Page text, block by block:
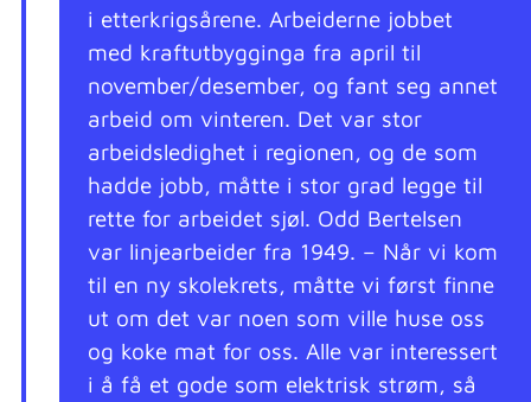
i etterkrigsårene. Arbeiderne jobbet
med kraftutbygginga fra april til
november/desember, og fant seg annet
arbeid om vinteren. Det var stor
arbeidsledighet i regionen, og de som
hadde jobb, måtte i stor grad legge til
rette for arbeidet sjøl. Odd Bertelsen
var linjearbeider fra 1949. – Når vi kom
til en ny skolekrets, måtte vi først finne
ut om det var noen som ville huse oss
og koke mat for oss. Alle var interessert
i å få et gode som elektrisk strøm, så